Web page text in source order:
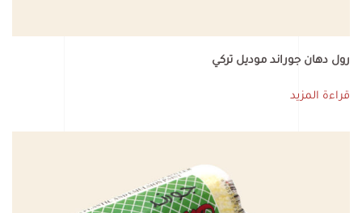
رول دهان جوراند موديل تركي
قراءة المزيد